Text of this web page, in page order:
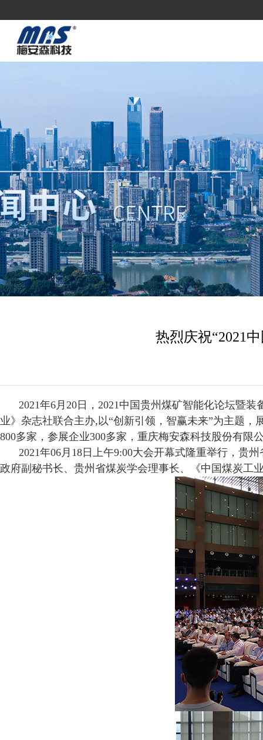
热烈庆祝“2021
2021年6月20日，2021中国贵州煤矿智能化论坛暨
业》杂志社联合主办,以“创新引领，智赢未来”为主题
800多家，参展企业300多家，重庆梅安森科技股份有限
2021年06月18日上午9:00大会开幕式隆重举行，贵
政府副秘书长、贵州省煤炭学会理事长、《中国煤炭工